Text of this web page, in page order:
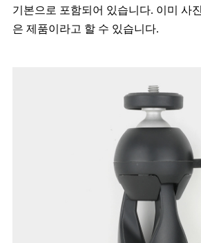
기본으로 포함되어 있습니다. 이미 사
은 제품이라고 할 수 있습니다.